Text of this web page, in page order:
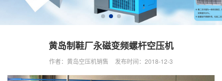
黄岛制鞋厂永磁变频螺杆空压机
作者：黄岛空压机销售 发布时间：2018-12-3